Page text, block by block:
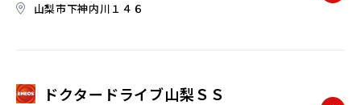
山梨市下神内川１４６
ドクタードライブ山梨ＳＳ